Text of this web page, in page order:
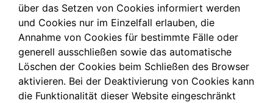
über das Setzen von Cookies informiert werden
und Cookies nur im Einzelfall erlauben, die
Annahme von Cookies für bestimmte Fälle oder
generell ausschließen sowie das automatische
Löschen der Cookies beim Schließen des Browser
aktivieren. Bei der Deaktivierung von Cookies kann
die Funktionalität dieser Website eingeschränkt